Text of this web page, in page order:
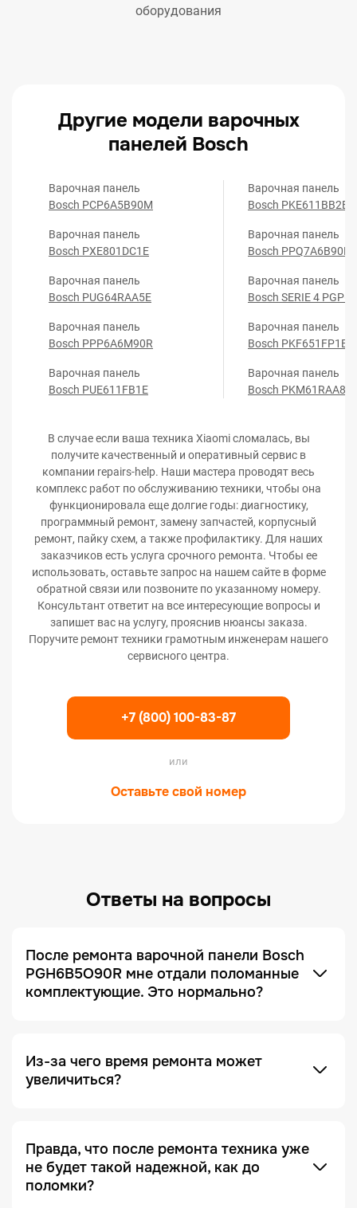
оборудования
Другие модели варочных
панелей Bosch
Варочная панель
Bosch PCP6A5B90M
Варочная панель
Bosch PXE801DC1E
Варочная панель
Bosch PUG64RAA5E
Варочная панель
Bosch PPP6A6M90R
Варочная панель
Bosch PUE611FB1E
Варочная панель
Bosch PKE611BB2E
Варочная панель
Bosch PPQ7A6B90R
Варочная панель
Bosch SERIE 4
Варочная панель
Bosch PKF651FP1E
Варочная панель
Bosch PKM61RAA8E
В случае если ваша техника Xiaomi сломалась, вы
получите качественный и оперативный сервис в
компании repairs-help. Наши мастера проводят весь
комплекс работ по обслуживанию техники, чтобы она
функционировала еще долгие годы: диагностику,
программный ремонт, замену запчастей, корпусный
ремонт, пайку схем, а также профилактику. Для наших
заказчиков есть услуга срочного ремонта. Чтобы ее
использовать, оставьте запрос на нашем сайте в форме
обратной связи или позвоните по указанному номеру.
Консультант ответит на все интересующие вопросы и
запишет вас на услугу, прояснив нюансы заказа.
Поручите ремонт техники грамотным инженерам нашего
сервисного центра.
+7 (800) 100-83-87
или
Оставьте свой номер
Ответы на вопросы
После ремонта варочной панели Bosch
PGH6B5O90R мне отдали поломанные
комплектующие. Это нормально?
был действительно выполнен, и увидеть, что
именно случилось с устройством.
Из-за чего время ремонта может
увеличиться?
ремонта возникает на этапе диагностики, когда
проблема проявляется не явно. Чтобы ее
зафиксировать и локализовать, техника должна
Правда, что после ремонта техника уже
не будет такой надежной, как до
поломки?